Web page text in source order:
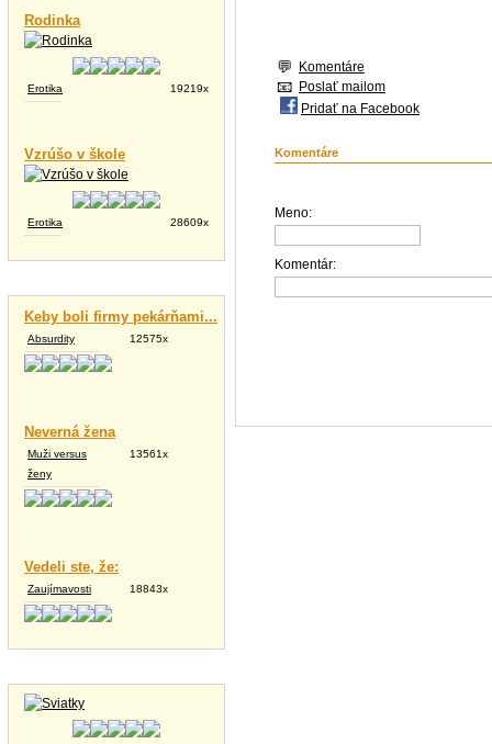
Rodinka
Erotika 19219x
Vzrúšo v škole
Erotika 28609x
Keby boli firmy pekárňami...
Absurdity 12575x
Neverná žena
Muži versus
ženy
13561x
Vedeli ste, že:
Zaujímavosti 18843x
Komentáre
Poslať mailom
Pridať na Facebook
Komentáre
Meno:
Komentár: